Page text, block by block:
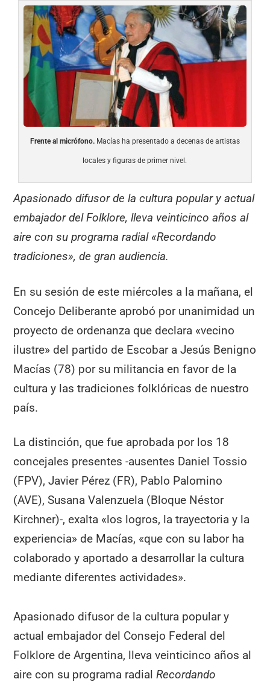
Frente al micrófono.Macías ha presentado a decenas de artistas
locales y figuras de primer nivel.
Apasionado difusor de la cultura popular y actual
embajador del Folklore, lleva veinticinco años al
aire con su programa radial «Recordando
tradiciones», de gran audiencia.
En su sesión de este miércoles a la mañana, el
Concejo Deliberante aprobó por unanimidad un
proyecto de ordenanza que declara «vecino
ilustre» del partido de Escobar a Jesús Benigno
Macías (78) por su militancia en favor de la
cultura y las tradiciones folklóricas de nuestro
país.
La distinción, que fue aprobada por los 18
concejales presentes -ausentes Daniel Tossio
(FPV), Javier Pérez (FR), Pablo Palomino
(AVE), Susana Valenzuela (Bloque Néstor
Kirchner)-, exalta «los logros, la trayectoria y la
experiencia» de Macías, «que con su labor ha
colaborado y aportado a desarrollar la cultura
mediante diferentes actividades».
Apasionado difusor de la cultura popular y
actual embajador del Consejo Federal del
Folklore de Argentina, lleva veinticinco años al
aire con su programa radialRecordando